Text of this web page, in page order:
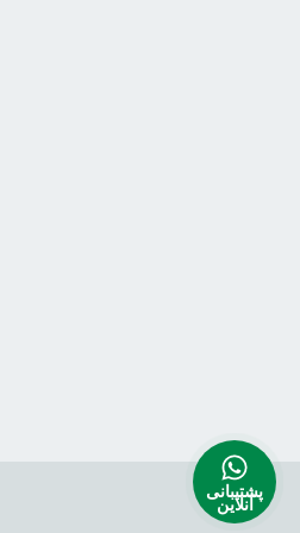
پشتیبانی
آنلاین